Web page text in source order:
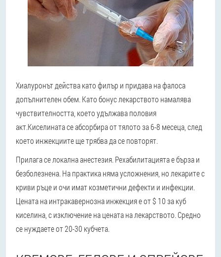
Хиалуронът действа като филър и придава на фалоса
допълнителен обем. Като бонус лекарството намалява
чувствителността, което удължава половия
акт.Киселината се абсорбира от тялото за 6-8 месеца, след
което инжекциите ще трябва да се повторят.
Прилага се локална анестезия. Рехабилитацията е бърза и
безболезнена. На практика няма усложнения, но лекарите с
криви ръце и очи имат козметични дефекти и инфекции.
Цената на интракавернозна инжекция е от $ 10 за куб
киселина, с изключение на цената на лекарството. Средно
се нуждаете от 20-30 кубчета.